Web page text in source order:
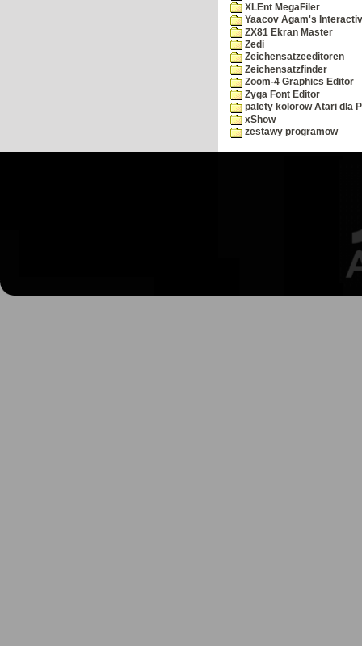
XLEnt MegaFiler
Yaacov Agam's
ZX81 Ekran Master
Zedi
Zeichensatzeeditoren
Zeichensatzfinder
Zoom-4 Graphics Editor
Zyga Font Editor
palety kolorow Atari dla
xShow
zestawy programow